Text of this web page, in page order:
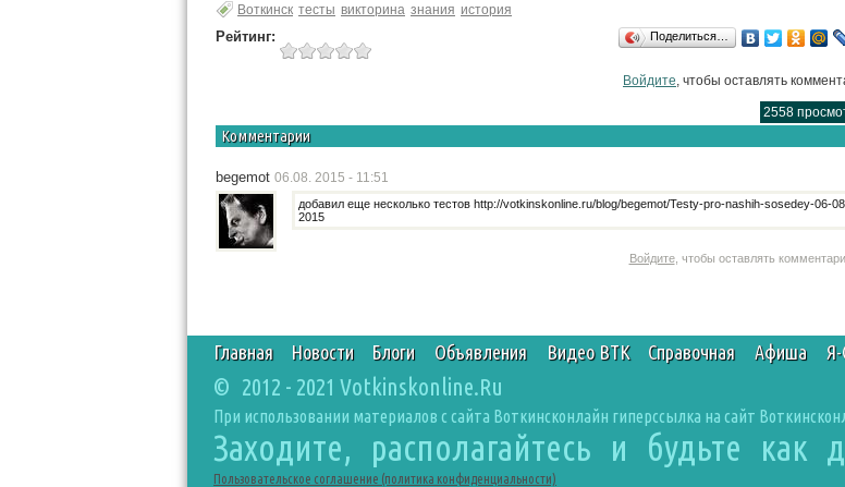
Воткинск тесты викторина знания история
Рейтинг: Поделиться…
Войдите, чтобы оставлять
2558
Комментарии
begemot 06.08. 2015 - 11:51
добавил еще несколько тестов http://votkinskonline.ru/blog/begemot/Testy-pro-nashih-sosedey-06-
2015
Войдите, чтобы оставлять
Главная Новости Блоги Объявления Видео ВТК Справочная Афиша
© 2012 - 2021 Votkinskonline.Ru
При использовании материалов с сайта Воткинсконлайн гиперссылка на сайт
Заходите, располагайтесь и будьте как
Пользовательское соглашение (политика конфиденциальности)